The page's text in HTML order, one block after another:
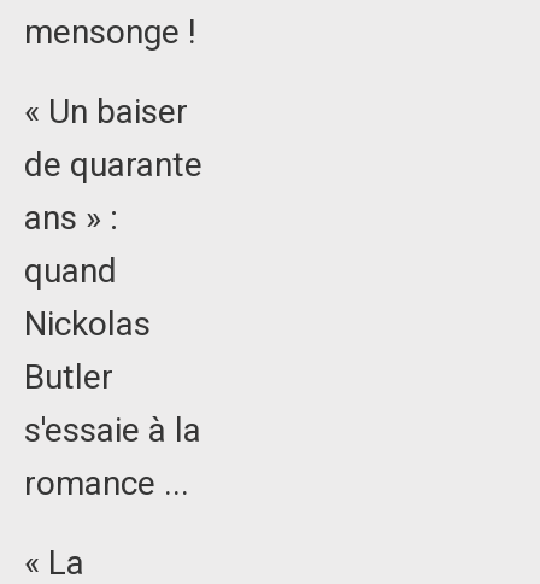
mensonge !
« Un baiser
de quarante
ans » :
quand
Nickolas
Butler
s'essaie à la
romance ...
« La